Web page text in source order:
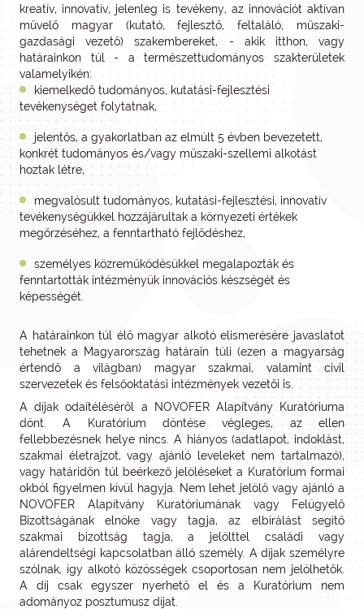
kreatív, innovatív, jelenleg is tevékeny, az innovációt aktívan
művelő magyar (kutató, fejlesztő, feltaláló, műszaki-
gazdasági vezető) szakembereket, - akik itthon, vagy
határainkon túl - a természettudományos szakterületek
valamelyikén:
kiemelkedő tudományos, kutatási-fejlesztési
tevékenységet folytatnak,
jelentős, a gyakorlatban az elmúlt 5 évben bevezetett,
konkrét tudományos és/vagy műszaki-szellemi alkotást
hoztak létre,
megvalósult tudományos, kutatási-fejlesztési, innovatív
tevékenységükkel hozzájárultak a környezeti értékek
megőrzéséhez, a fenntartható fejlődéshez,
személyes közreműködésükkel megalapozták és
fenntartották intézményük innovációs készségét és
képességét.
A határainkon túl élő magyar alkotó elismerésére javaslatot
tehetnek a Magyarország határain túli (ezen a magyarság
értendő a világban) magyar szakmai, valamint civil
szervezetek és felsőoktatási intézmények vezetői is.
A díjak odaítéléséről a NOVOFER Alapítvány Kuratóriuma
dönt. A Kuratórium döntése végleges, az ellen
fellebbezésnek helye nincs. A hiányos (adatlapot, indoklást,
szakmai életrajzot, vagy ajánló leveleket nem tartalmazó),
vagy határidőn túl beérkező jelöléseket a Kuratórium formai
okból figyelmen kívül hagyja. Nem lehet jelölő vagy ajánló a
NOVOFER Alapítvány Kuratóriumának vagy Felügyelő
Bizottságának elnöke vagy tagja, az elbírálást segítő
szakmai bizottság tagja, a jelölttel családi vagy
alárendeltségi kapcsolatban álló személy. A díjak személyre
szólnak, így alkotó közösségek csoportosan nem jelölhetők.
A díj csak egyszer nyerhető el és a Kuratórium nem
adományoz posztumusz díjat.